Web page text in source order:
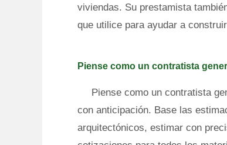
viviendas. Su prestamista
que utilice para ayudar a
Piense como un contratista
Piense como un contratista
con anticipación. Base las
arquitectónicos, estimar con